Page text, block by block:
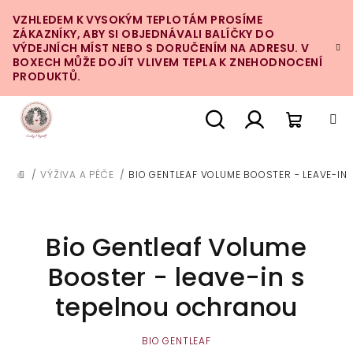
na
obsah
VZHLEDEM K VYSOKÝM TEPLOTÁM PROSÍME
ZÁKAZNÍKY, ABY SI OBJEDNÁVALI BALÍČKY DO
VÝDEJNÍCH MÍST NEBO S DORUČENÍM NA ADRESU. V
BOXECH MŮŽE DOJÍT VLIVEM TEPLA K ZNEHODNOCENÍ
PRODUKTŮ.
DOMŮ
/ VÝŽIVA A PÉČE / BIO GENTLEAF VOLUME BOOSTER - LEAVE-IN
Bio Gentleaf Volume
Booster - leave-in s
tepelnou ochranou
BIO GENTLEAF